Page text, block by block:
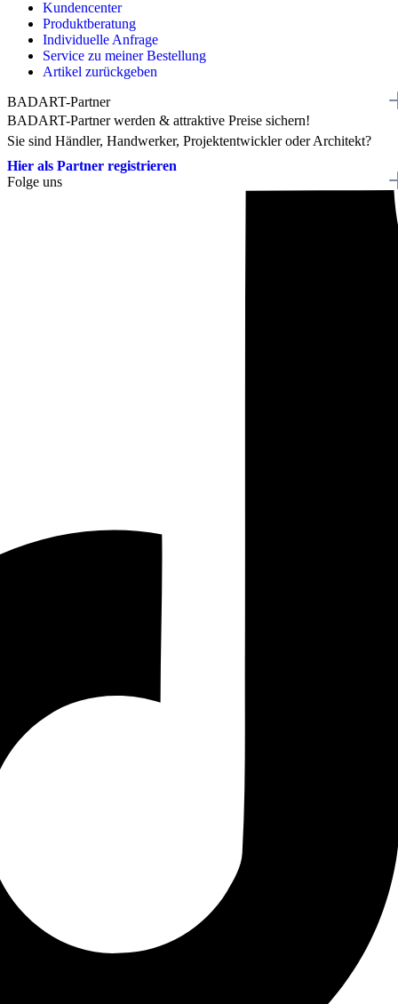
Kundencenter
Produktberatung
Individuelle Anfrage
Service zu meiner Bestellung
Artikel zurückgeben
BADART-Partner
BADART-Partner werden & attraktive Preise sichern!
Sie sind Händler, Handwerker, Projektentwickler oder Architekt?
Hier als Partner registrieren
Folge uns